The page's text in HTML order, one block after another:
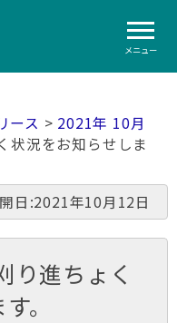
メニュー
ース > 2021年 10月
状況をお知らせしま
日:2021年10月12日
り進ちょく
。